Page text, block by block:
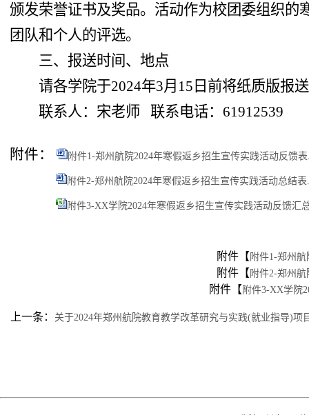
颁发荣誉证书及奖品。活动作为校团委组织
团队和个人的评选。
三、报送时间、地点
请各学院于2024年3月 15 日前将纸质版报
联系人：宋老师
联系电话： 61912539
附件： 附件1-郑州航院2024年寒假返乡招生宣传实践活动反馈表
附件2-郑州航院2024年寒假返乡招生宣传实践活动总结表
附件3-XX学院2024年寒假返乡招生宣传实践活动反馈汇
附件【 附件1-郑州
附件【 附件2-郑州
附件【 附件3-XX学院
上一条： 关于2024年郑州航院教育教学改革研究与实践(就业指导)项